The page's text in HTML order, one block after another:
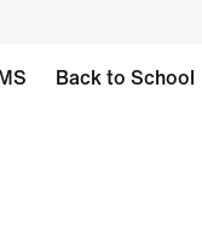
Back to School